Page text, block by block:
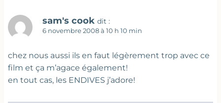
sam's cook dit :
6 novembre 2008 à 10 h 10 min
chez nous aussi ils en faut légèrement trop avec ce
film et ça m’agace également!
en tout cas, les ENDIVES j’adore!